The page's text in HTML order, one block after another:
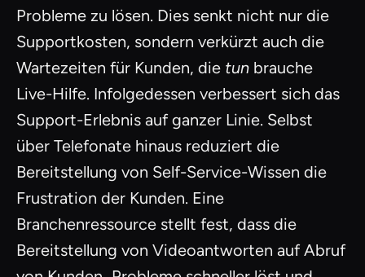
Probleme zu lösen. Dies senkt nicht nur die
Supportkosten, sondern verkürzt auch die
Wartezeiten für Kunden, die tun brauche
Live-Hilfe. Infolgedessen verbessert sich das
Support-Erlebnis auf ganzer Linie. Selbst
über Telefonate hinaus reduziert die
Bereitstellung von Self-Service-Wissen die
Frustration der Kunden. Eine
Branchenressource stellt fest, dass die
Bereitstellung von Videoantworten auf Abruf